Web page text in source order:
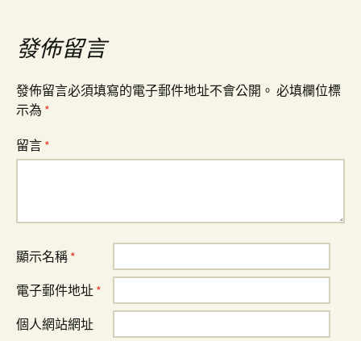
覽發佈留言
發佈留言必須填寫的電子郵件地址不會公開。 必填欄位標
示為 *
留言 *
顯示名稱 *
電子郵件地址 *
個人網站網址